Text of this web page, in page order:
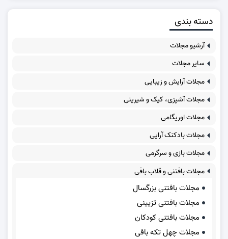
دسته بندی
آرشیو مجلات
سایر مجلات
مجلات آرایش و زیبایی
مجلات آشپزی، کیک و شیرینی
مجلات اوریگامی
مجلات بادکنک آرایی
مجلات بازی و سرگرمی
مجلات بافتنی و قلاب بافی
مجلات بافتنی بزرگسال
مجلات بافتنی تزیینی
مجلات بافتنی کودکان
مجلات چهل تکه بافی